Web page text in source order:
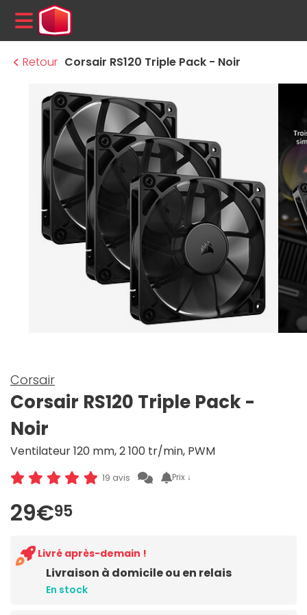
MENU
Retour Corsair RS120 Triple Pack - Noir
Corsair
Corsair RS120 Triple Pack -
Noir
Ventilateur 120 mm, 2 100 tr/min, PWM
19 avis Prix ↓
29€95
Livraison à domicile ou en relais
En stock
Livré après-demain !